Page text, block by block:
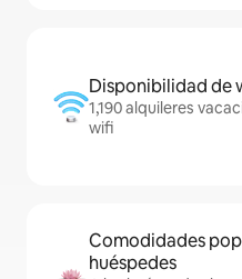
Disponibilidad de
1,190 alquileres
wifi
Comodidades
huéspedes